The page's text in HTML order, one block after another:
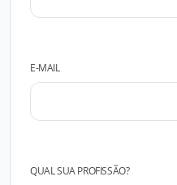
E-MAIL
QUAL SUA PROFISSÃO?